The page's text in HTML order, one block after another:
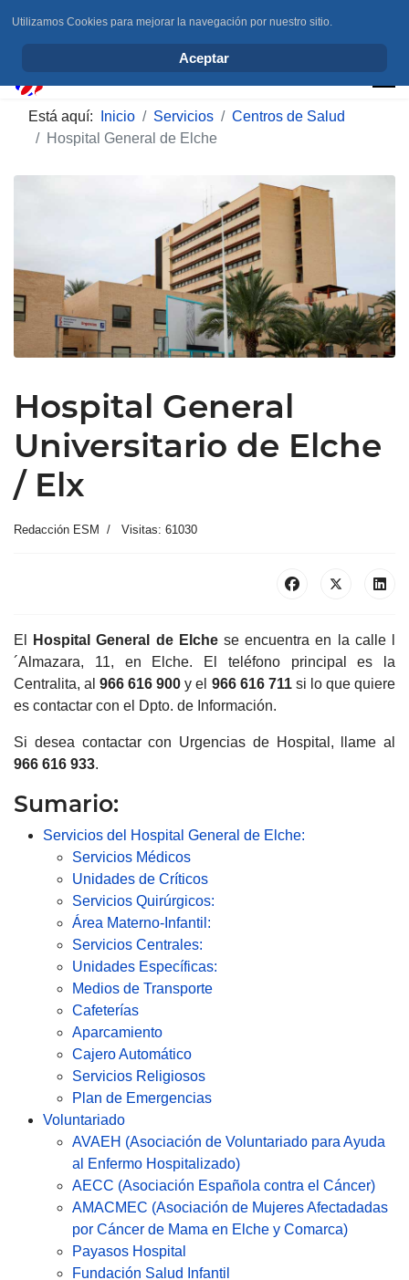
Está aquí: Inicio Servicios
Centros de Salud
Hospital General de Elche
Hospital General
Universitario de Elche
/ Elx
Redacción ESM Visitas: 61030
El Hospital General de Elchese encuentra en la calle l
´Almazara, 11, en Elche. El teléfono principal es la
Centralita, al966 616 900 y el 966 616 711si lo que quiere
es contactar con el Dpto. de Información.
Si desea contactar con Urgencias de Hospital, llame al
966 616 933.
Sumario:
Servicios del Hospital General de Elche:
Servicios Médicos
Unidades de Críticos
Servicios Quirúrgicos:
Área Materno-Infantil:
Servicios Centrales:
Unidades Específicas:
Medios de Transporte
Cafeterías
Aparcamiento
Cajero Automático
Servicios Religiosos
Plan de Emergencias
Voluntariado
AVAEH (Asociación de Voluntariado para Ayuda
al Enfermo Hospitalizado)
AECC (Asociación Española contra el Cáncer)
AMACMEC (Asociación de Mujeres Afectadadas
por Cáncer de Mama en Elche y Comarca)
Payasos Hospital
Fundación Salud Infantil
Utilizamos Cookies para mejorar la navegación por nuestro sitio.
Aceptar